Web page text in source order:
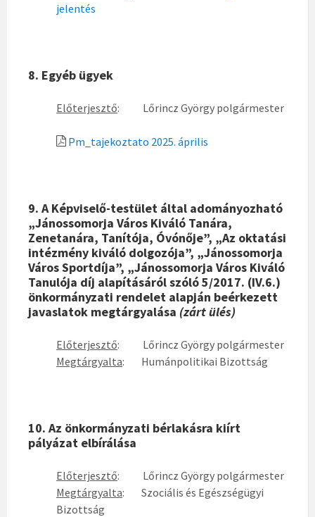
jelentés
8. Egyéb ügyek
Előterjesztő: Lőrincz György polgármester
Pm_tajekoztato 2025. április
9. A Képviselő-testület által adományozható
„Jánossomorja Város Kiváló Tanára,
Zenetanára, Tanítója, Óvónője”, „Az oktatási
intézmény kiváló dolgozója”, „Jánossomorja
Város Sportdíja”, „Jánossomorja Város Kiváló
Tanulója díj alapításáról szóló 5/2017. (IV.6.)
önkormányzati rendelet alapján beérkezett
javaslatok megtárgyalása (zárt ülés)
Előterjesztő: Lőrincz György polgármester
Megtárgyalta: Humánpolitikai Bizottság
10. Az önkormányzati bérlakásra kiírt
pályázat elbírálása
Előterjesztő: Lőrincz György polgármester
Megtárgyalta: Szociális és Egészségügyi
Bizottság